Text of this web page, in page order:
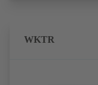
WKTR